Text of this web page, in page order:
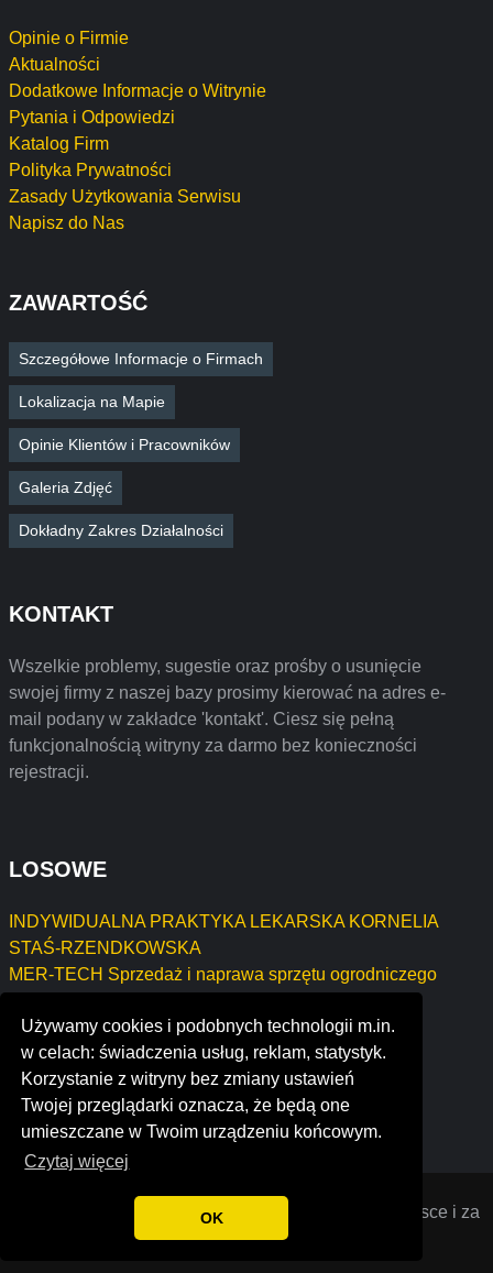
Używamy cookies i podobnych technologii m.in.
w celach: świadczenia usług, reklam, statystyk.
Korzystanie z witryny bez zmiany ustawień
Twojej przeglądarki oznacza, że będą one
umieszczane w Twoim urządzeniu końcowym.
Czytaj więcej
OK
Opinie o Firmie
Aktualności
Dodatkowe Informacje o Witrynie
Pytania i Odpowiedzi
Katalog Firm
Polityka Prywatności
Zasady Użytkowania Serwisu
Napisz do Nas
ZAWARTOŚĆ
Szczegółowe Informacje o Firmach
Lokalizacja na Mapie
Opinie Klientów i Pracowników
Galeria Zdjęć
Dokładny Zakres Działalności
KONTAKT
Wszelkie problemy, sugestie oraz prośby o usunięcie
swojej firmy z naszej bazy prosimy kierować na adres e-
mail podany w zakładce 'kontakt'. Ciesz się pełną
funkcjonalnością witryny za darmo bez konieczności
rejestracji.
LOSOWE
INDYWIDUALNA PRAKTYKA LEKARSKA KORNELIA
STAŚ-RZENDKOWSKA
MER-TECH Sprzedaż i naprawa sprzętu ogrodniczego
ARTUR POTOCKI - PROJEKTOWANIE
Anna Sanchez Acosta
GB Test - Grzegorz Bąk
Igor Krzyżostaniak M&C
© 2022 Opinie o firmach założonych w Polsce i za
granicą. Wszystkie prawa zastrzeżone.